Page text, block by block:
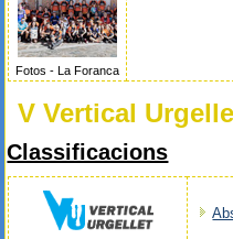
Fotos - La Foranca
V Vertical
Classificacions